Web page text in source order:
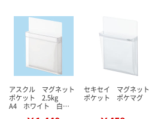
アスクル マグネット
ポケット 2.5kg
A4 ホワイト 白…
セキセイ マグネット
ポケット ポケマグ